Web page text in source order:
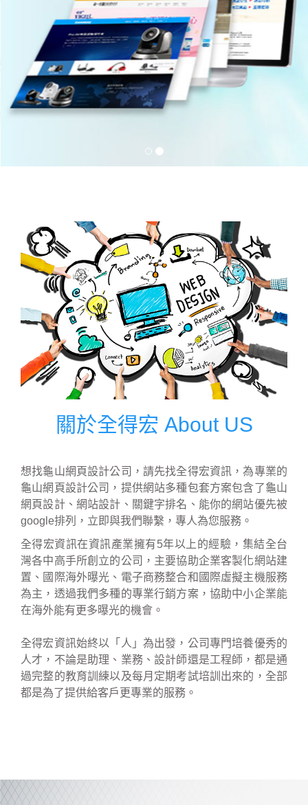
關於全得宏 About US
想找龜山網頁設計公司，請先找全得宏資訊，為專業的
龜山網頁設計公司，提供網站多種包套方案包含了龜山
網頁設計、網站設計、關鍵字排名、能你的網站優先被
google排列，立即與我們聯繫，專人為您服務。
全得宏資訊在資訊產業擁有5年以上的經驗，集結全台
灣各中高手所創立的公司，主要協助企業客製化網站建
置、國際海外曝光、電子商務整合和國際虛擬主機服務
為主，透過我們多種的專業行銷方案，協助中小企業能
在海外能有更多曝光的機會。
全得宏資訊始終以「人」為出發，公司專門培養優秀的
人才，不論是助理、業務、設計師還是工程師，都是通
過完整的教育訓練以及每月定期考試培訓出來的，全部
都是為了提供給客戶更專業的服務。